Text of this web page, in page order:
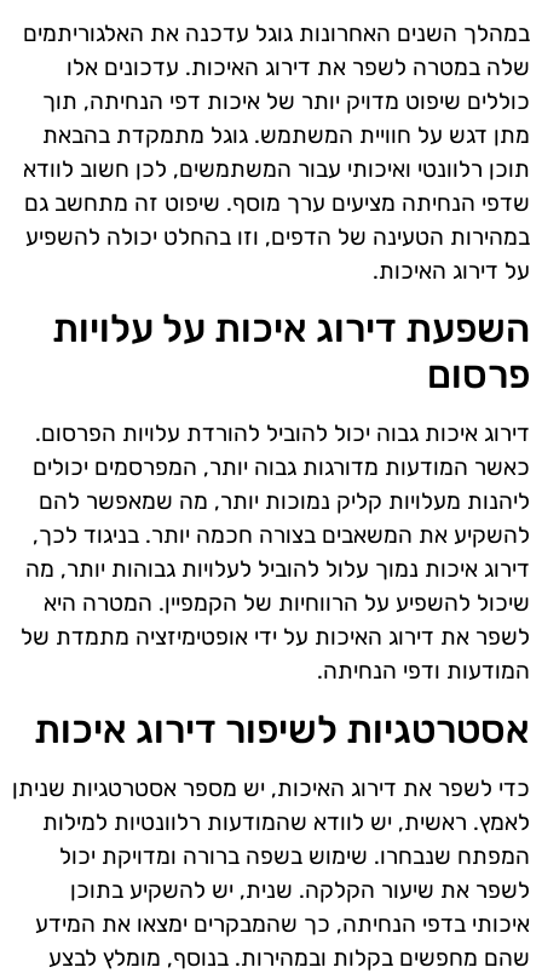
במהלך השנים האחרונות גוגל עדכנה את האלגוריתמים
שלה במטרה לשפר את דירוג האיכות. עדכונים אלו
כוללים שיפוט מדויק יותר של איכות דפי הנחיתה, תוך
מתן דגש על חוויית המשתמש. גוגל מתמקדת בהבאת
תוכן רלוונטי ואיכותי עבור המשתמשים, לכן חשוב לוודא
שדפי הנחיתה מציעים ערך מוסף. שיפוט זה מתחשב גם
במהירות הטעינה של הדפים, וזו בהחלט יכולה להשפיע
על דירוג האיכות.
השפעת דירוג איכות על עלויות
פרסום
דירוג איכות גבוה יכול להוביל להורדת עלויות הפרסום.
כאשר המודעות מדורגות גבוה יותר, המפרסמים יכולים
ליהנות מעלויות קליק נמוכות יותר, מה שמאפשר להם
להשקיע את המשאבים בצורה חכמה יותר. בניגוד לכך,
דירוג איכות נמוך עלול להוביל לעלויות גבוהות יותר, מה
שיכול להשפיע על הרווחיות של הקמפיין. המטרה היא
לשפר את דירוג האיכות על ידי אופטימיזציה מתמדת של
המודעות ודפי הנחיתה.
אסטרטגיות לשיפור דירוג איכות
כדי לשפר את דירוג האיכות, יש מספר אסטרטגיות שניתן
לאמץ. ראשית, יש לוודא שהמודעות רלוונטיות למילות
המפתח שנבחרו. שימוש בשפה ברורה ומדויקת יכול
לשפר את שיעור הקלקה. שנית, יש להשקיע בתוכן
איכותי בדפי הנחיתה, כך שהמבקרים ימצאו את המידע
שהם מחפשים בקלות ובמהירות. בנוסף, מומלץ לבצע